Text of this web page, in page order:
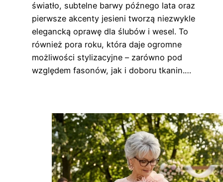
światło, subtelne barwy późnego lata oraz
pierwsze akcenty jesieni tworzą niezwykle
elegancką oprawę dla ślubów i wesel. To
również pora roku, która daje ogromne
możliwości stylizacyjne – zarówno pod
względem fasonów, jak i doboru tkanin.…